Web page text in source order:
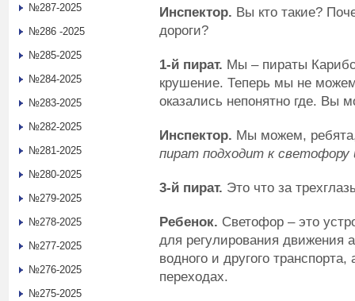
Инспектор. Вы кто такие?
дороги?
1-й пират. Мы – пираты
крушение. Теперь мы не
оказались непонятно где. Вы
Инспектор. Мы можем,
пират подходит к
3-й пират. Это что за
Ребенок. Светофор – это
для регулирования движения
водного и другого
переходах.
№287-2025
№286 -2025
№285-2025
№284-2025
№283-2025
№282-2025
№281-2025
№280-2025
№279-2025
№278-2025
№277-2025
№276-2025
№275-2025